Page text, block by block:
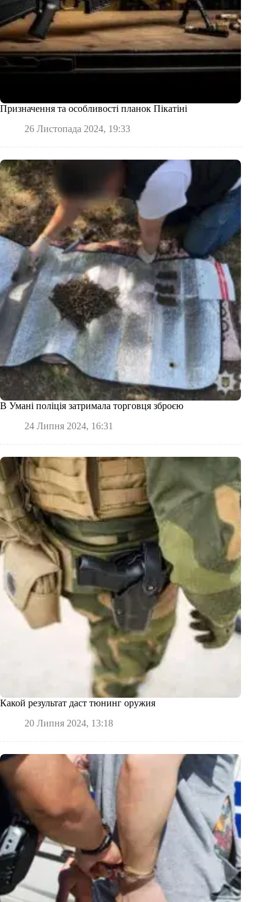
Призначення та особливості планок Пікатіні
26 Листопада 2024, 19:33
В Умані поліція затримала торговця зброєю
24 Липня 2024, 16:31
Какой результат даст тюнинг оружия
20 Липня 2024, 13:18